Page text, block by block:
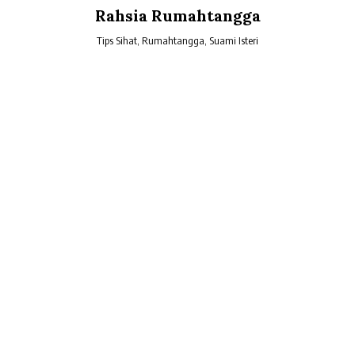
Rahsia Rumahtangga
Tips Sihat, Rumahtangga, Suami Isteri